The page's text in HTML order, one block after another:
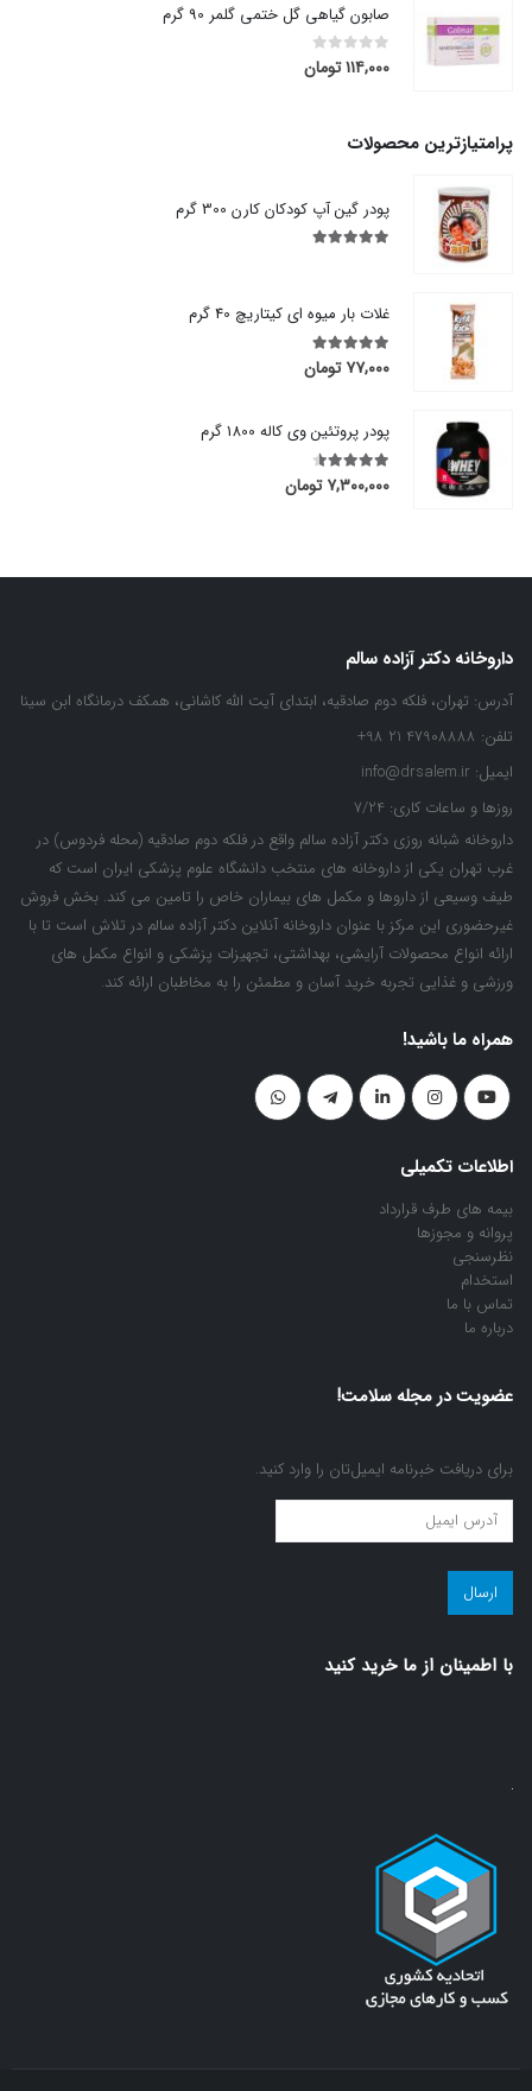
صابون گیاهی گل ختمی گلمر 90 گرم
۱۱۴,۰۰۰تومان
پرامتیازترین محصولات
پودر گین آپ کودکان کارن 300 گرم
غلات بار میوه ای کیتاریچ 40 گرم
5.00
out of 5
۷۷,۰۰۰ تومان
پودر پروتئین وی کاله 1800 گرم
۷,۳۰۰,۰۰۰ تومان
داروخانه دکتر آزاده سالم
آدرس: تهران، فلکه دوم صادقیه، ابتدای آیت الله کاشانی، همکف درمانگاه ابن سینا
تلفن: 47908888 21 98+
ایمیل: info@drsalem.ir
روزها و ساعات کاری: 7/24
داروخانه شبانه روزی دکتر آزاده سالم واقع در فلکه دوم صادقیه (محله فردوس) در
غرب تهران یکی از داروخانه های منتخب دانشگاه علوم پزشکی ایران است که
طیف وسیعی از داروها و مکمل های بیماران خاص را تامین می کند. بخش فروش
غیرحضوری این مرکز با عنوان داروخانه آنلاین دکتر آزاده سالم در تلاش است تا با
ارائه انواع محصولات آرایشی، بهداشتی، تجهیزات پزشکی و انواع مکمل های
ورزشی و غذایی تجربه خرید آسان و مطمئن را به مخاطبان ارائه کند.
همراه ما باشید!
اطلاعات تکمیلی
بیمه های طرف قرارداد
پروانه و مجوزها
نظرسنجی
استخدام
تماس با ما
درباره ما
عضویت در مجله سلامت!
برای دریافت خبرنامه ایمیل‌تان را وارد کنید.
عضویت
در
مجله
سلامت!
با اطمينان از ما خريد كنيد